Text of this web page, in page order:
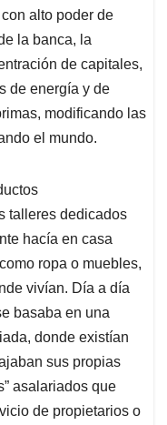
alto poder de
la banca, la
de capitales,
de energía y de
modificando las
el mundo.
talleres dedicados
hacía en casa
ropa o muebles,
vivían. Día a día
basaba en una
donde existían
sus propias
asalariados que
de propietarios o